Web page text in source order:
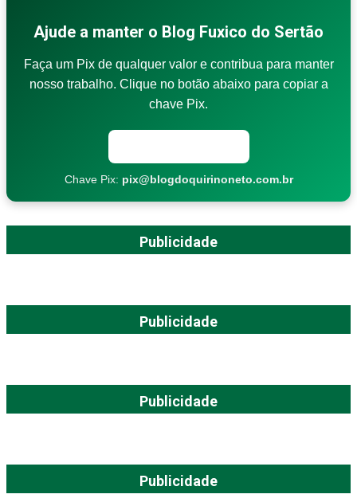
Ajude a manter o Blog Fuxico do Sertão
Faça um Pix de qualquer valor e contribua para manter
nosso trabalho. Clique no botão abaixo para copiar a
chave Pix.
Chave Pix: pix@blogdoquirinoneto.com.br
Publicidade
Publicidade
Publicidade
Publicidade